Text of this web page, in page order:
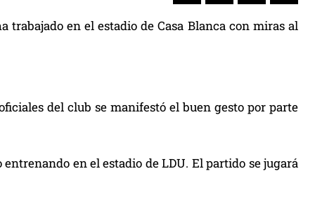
trabajado en el estadio de Casa Blanca con miras al
del club se manifestó el buen gesto por parte
en el estadio de LDU. El partido se jugará